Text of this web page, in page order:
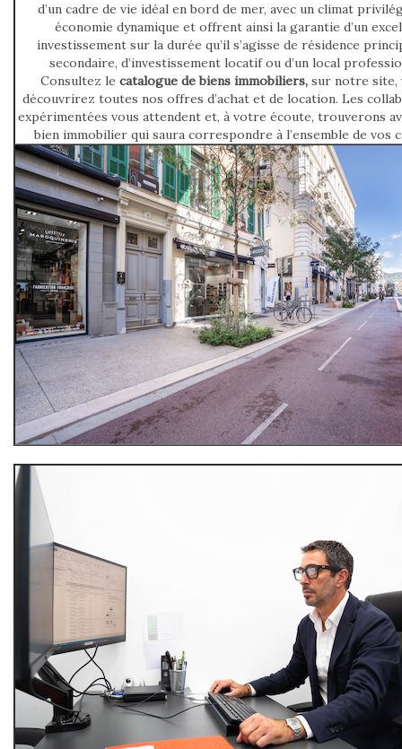
d’un cadre de vie idéal en bord de mer, avec un climat
économie dynamique et offrent ainsi la garantie d’un
investissement sur la durée qu’il s’agisse de résidence
secondaire, d’investissement locatif ou d’un local
Consultez le catalogue de biens immobiliers, sur notre site,
découvrirez toutes nos offres d’achat et de location. Les
expérimentées vous attendent et, à votre écoute, trouverons
bien immobilier qui saura correspondre à l’ensemble de vos